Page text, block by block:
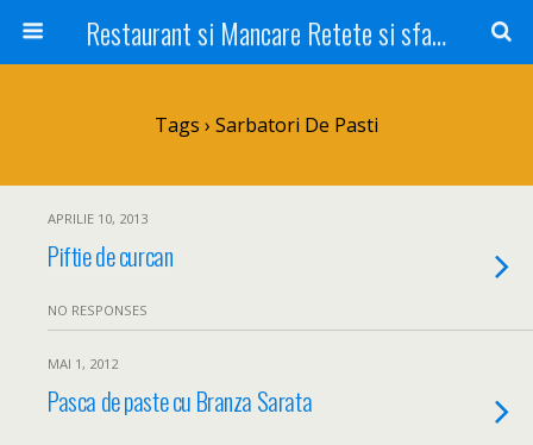
Restaurant si Mancare Retete si sfaturi Picant bun si rapid
Tags › Sarbatori De Pasti
APRILIE 10, 2013
Piftie de curcan
NO RESPONSES
MAI 1, 2012
Pasca de paste cu Branza Sarata